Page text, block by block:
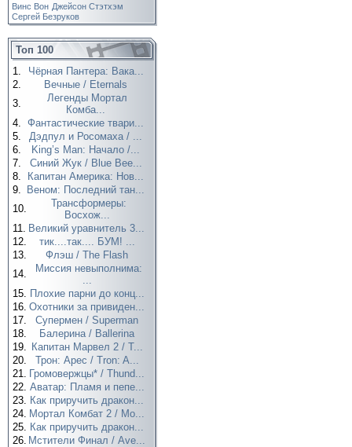
Винс Вон Джейсон Стэтхэм
Сергей Безруков
Топ 100
1.
Чёрная Пантера: Вака...
2.
Вечные / Eternals
3.
Легенды Мортал
Комба...
4. Фантастические твари...
5.
Дэдпул и Росомаха / ...
6.
King’s Man: Начало /...
7.
Синий Жук / Blue Bee...
8.
Капитан Америка: Нов...
9.
Веном: Последний тан...
10.
Трансформеры:
Восхож...
11. Великий уравнитель 3...
12.
тик....так.... БУМ! ...
13.
Флэш / The Flash
14.
Миссия невыполнима:
...
15. Плохие парни до конц...
16. Охотники за привиден...
17.
Супермен / Superman
18.
Балерина / Ballerina
19. Капитан Марвел 2 / T...
20.
Трон: Арес / Tron: A...
21. Громовержцы* / Thund...
22. Аватар: Пламя и пепе...
23. Как приручить дракон...
24. Мортал Комбат 2 / Mo...
25. Как приручить дракон...
26. Мстители Финал / Ave...